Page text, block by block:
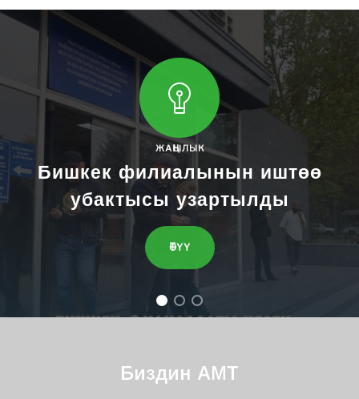
ЖАҢЫЛЫК
Бишкек филиалынын иштөө
убактысы узартылды
ӨТҮҮ
Биздин АМТ